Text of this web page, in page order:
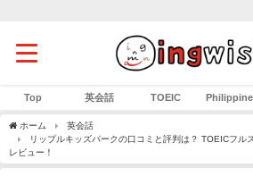
Top 英会話 TOEIC
ホーム
英会話
リップルキッズパークの口コミと評判は？ TOEICフル
レビュー！